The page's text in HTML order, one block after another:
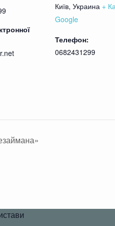
него минимальна,
Київ, Украина +
Google
Телефон:
0682431299